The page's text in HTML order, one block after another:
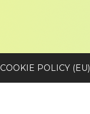
COOKIE POLICY (EU)